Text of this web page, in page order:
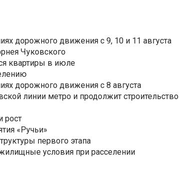
дорожного движения с 9, 10 и 11 августа
Чуковского
квартиры в июле
дорожного движения с 8 августа
линии метро и продолжит строительство
рост
«Ручьи»
первого этапа
условия при расселении